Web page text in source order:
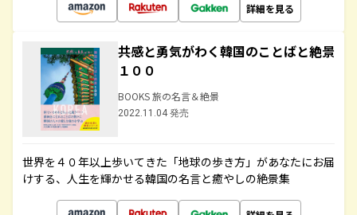
詳細を見る
共感と勇気がわく韓国のことばと絶景
１００
BOOKS 旅の名言＆絶景
2022.11.04 発売
世界を４０年以上歩いてきた「地球の歩き方」があなたにお届
けする、人生を輝かせる韓国の名言と癒やしの絶景集